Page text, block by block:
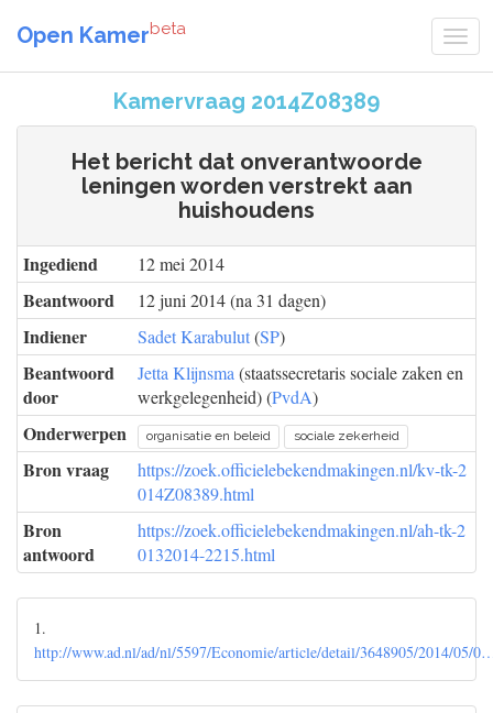
Open Kamerbeta
Kamervraag 2014Z08389
Het bericht dat onverantwoorde
leningen worden verstrekt aan
huishoudens
Ingediend 12 mei 2014
Beantwoord 12 juni 2014 (na 31 dagen)
Indiener Sadet Karabulut(SP)
Beantwoord
door
Jetta Klijnsma (staatssecretaris sociale zaken en
werkgelegenheid) (PvdA)
Onderwerpen organisatie en beleid sociale zekerheid
Bron vraag
https://zoek.officielebekendmakingen.nl/kv-tk-2
014Z08389.html
Bron
antwoord
https://zoek.officielebekendmakingen.nl/ah-tk-2
0132014-2215.html
1.
http://www.ad.nl/ad/nl/5597/Economie/article/detail/3648905/2014/05/